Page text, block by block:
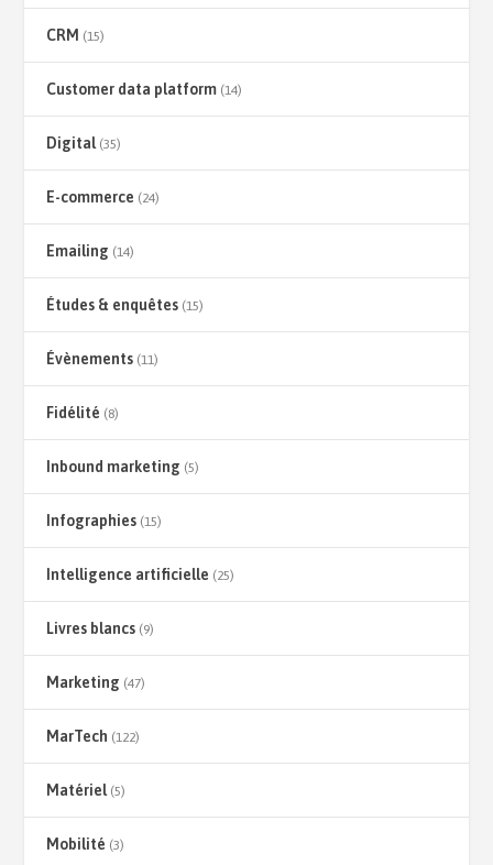
CRM (15)
Customer data platform (14)
Digital(35)
E-commerce (24)
Emailing (14)
Études & enquêtes (15)
Évènements (11)
Fidélité (8)
Inbound marketing (5)
Infographies (15)
Intelligence artificielle (25)
Livres blancs (9)
Marketing (47)
MarTech (122)
Matériel(5)
Mobilité (3)